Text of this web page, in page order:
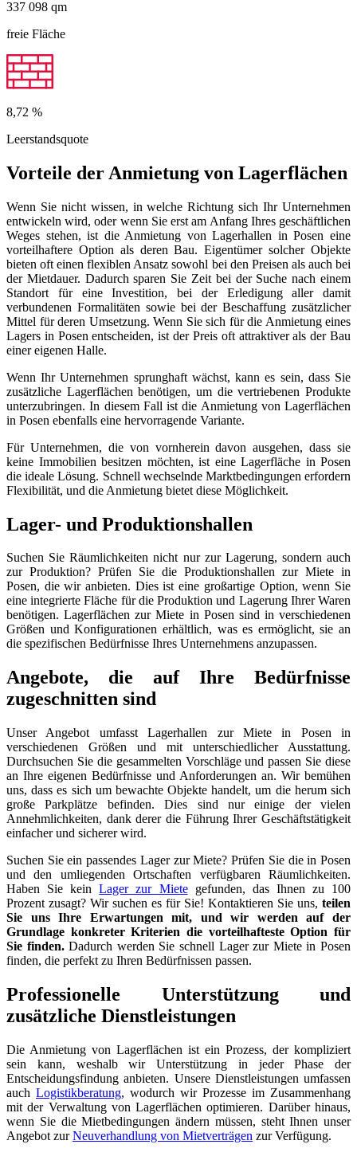
337 098 qm
freie Fläche
8,72 %
Leerstandsquote
Vorteile der Anmietung von Lagerflächen
Wenn Sie nicht wissen, in welche Richtung sich Ihr Unternehmen
entwickeln wird, oder wenn Sie erst am Anfang Ihres geschäftlichen
Weges stehen, ist die Anmietung von Lagerhallen in Posen eine
vorteilhaftere Option als deren Bau. Eigentümer solcher Objekte
bieten oft einen flexiblen Ansatz sowohl bei den Preisen als auch bei
der Mietdauer. Dadurch sparen Sie Zeit bei der Suche nach einem
Standort für eine Investition, bei der Erledigung aller damit
verbundenen Formalitäten sowie bei der Beschaffung zusätzlicher
Mittel für deren Umsetzung. Wenn Sie sich für die Anmietung eines
Lagers in Posen entscheiden, ist der Preis oft attraktiver als der Bau
einer eigenen Halle.
Wenn Ihr Unternehmen sprunghaft wächst, kann es sein, dass Sie
zusätzliche Lagerflächen benötigen, um die vertriebenen Produkte
unterzubringen. In diesem Fall ist die Anmietung von Lagerflächen
in Posen ebenfalls eine hervorragende Variante.
Für Unternehmen, die von vornherein davon ausgehen, dass sie
keine Immobilien besitzen möchten, ist eine Lagerfläche in Posen
die ideale Lösung. Schnell wechselnde Marktbedingungen erfordern
Flexibilität, und die Anmietung bietet diese Möglichkeit.
Lager- und Produktionshallen
Suchen Sie Räumlichkeiten nicht nur zur Lagerung, sondern auch
zur Produktion? Prüfen Sie die Produktionshallen zur Miete in
Posen, die wir anbieten. Dies ist eine großartige Option, wenn Sie
eine integrierte Fläche für die Produktion und Lagerung Ihrer Waren
benötigen. Lagerflächen zur Miete in Posen sind in verschiedenen
Größen und Konfigurationen erhältlich, was es ermöglicht, sie an
die spezifischen Bedürfnisse Ihres Unternehmens anzupassen.
Angebote, die auf Ihre Bedürfnisse
zugeschnitten sind
Unser Angebot umfasst Lagerhallen zur Miete in Posen in
verschiedenen Größen und mit unterschiedlicher Ausstattung.
Durchsuchen Sie die gesammelten Vorschläge und passen Sie diese
an Ihre eigenen Bedürfnisse und Anforderungen an. Wir bemühen
uns, dass es sich um bewachte Objekte handelt, um die herum sich
große Parkplätze befinden. Dies sind nur einige der vielen
Annehmlichkeiten, dank derer die Führung Ihrer Geschäftstätigkeit
einfacher und sicherer wird.
Suchen Sie ein passendes Lager zur Miete? Prüfen Sie die in Posen
und den umliegenden Ortschaften verfügbaren Räumlichkeiten.
Haben Sie keinLager zur Mietegefunden, das Ihnen zu 100
Prozent zusagt? Wir suchen es für Sie! Kontaktieren Sie uns, teilen
Sie uns Ihre Erwartungen mit, und wir werden auf der
Grundlage konkreter Kriterien die vorteilhafteste Option für
Sie finden.Dadurch werden Sie schnell Lager zur Miete in Posen
finden, die perfekt zu Ihren Bedürfnissen passen.
Professionelle Unterstützung und
zusätzliche Dienstleistungen
Die Anmietung von Lagerflächen ist ein Prozess, der kompliziert
sein kann, weshalb wir Unterstützung in jeder Phase der
Entscheidungsfindung anbieten. Unsere Dienstleistungen umfassen
auch Logistikberatung, wodurch wir Prozesse im Zusammenhang
mit der Verwaltung von Lagerflächen optimieren. Darüber hinaus,
wenn Sie die Mietbedingungen ändern müssen, steht Ihnen unser
Angebot zurNeuverhandlung von Mietverträgen zur Verfügung.